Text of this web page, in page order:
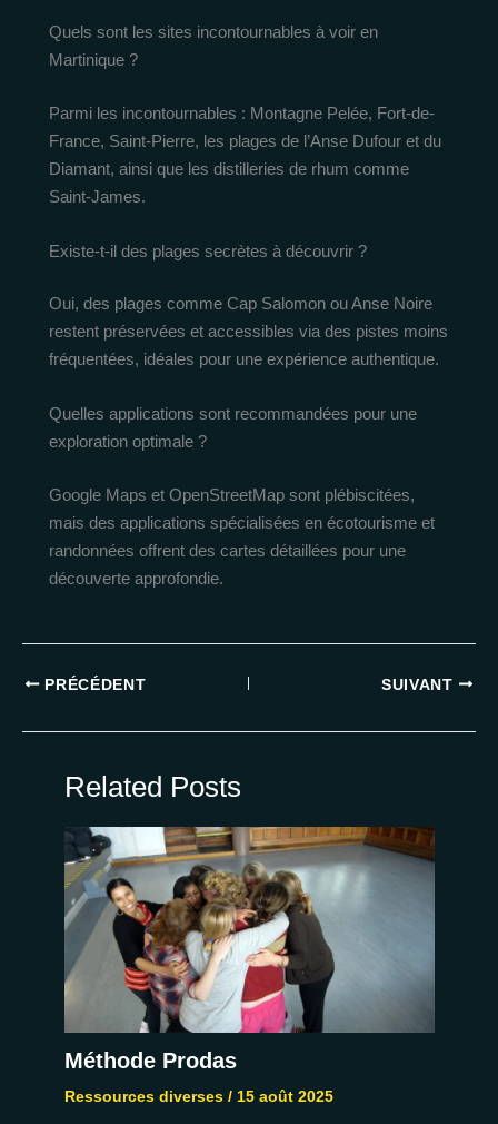
Quels sont les sites incontournables à voir en
Martinique ?
Parmi les incontournables : Montagne Pelée, Fort-de-
France, Saint-Pierre, les plages de l’Anse Dufour et du
Diamant, ainsi que les distilleries de rhum comme
Saint-James.
Existe-t-il des plages secrètes à découvrir ?
Oui, des plages comme Cap Salomon ou Anse Noire
restent préservées et accessibles via des pistes moins
fréquentées, idéales pour une expérience authentique.
Quelles applications sont recommandées pour une
exploration optimale ?
Google Maps et OpenStreetMap sont plébiscitées,
mais des applications spécialisées en écotourisme et
randonnées offrent des cartes détaillées pour une
découverte approfondie.
PRÉCÉDENT SUIVANT
Related Posts
Méthode Prodas
Ressources diverses/ 15 août 2025